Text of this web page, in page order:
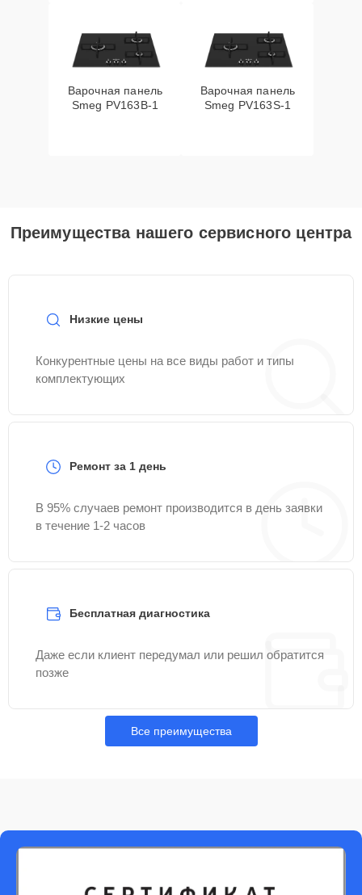
Варочная панель
Smeg PV163B-1
Варочная панель
Smeg PV163S-1
Преимущества нашего сервисного центра
Низкие цены
Конкурентные цены на все виды работ и типы
комплектующих
Ремонт за 1 день
В 95% случаев ремонт производится в день заявки
в течение 1-2 часов
Бесплатная диагностика
Даже если клиент передумал или решил обратится
позже
Все преимущества